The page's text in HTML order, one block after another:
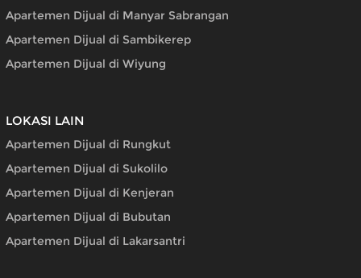
Apartemen Dijual di Manyar Sabrangan
Apartemen Dijual di Sambikerep
Apartemen Dijual di Wiyung
LOKASI LAIN
Apartemen Dijual di Rungkut
Apartemen Dijual di Sukolilo
Apartemen Dijual di Kenjeran
Apartemen Dijual di Bubutan
Apartemen Dijual di Lakarsantri